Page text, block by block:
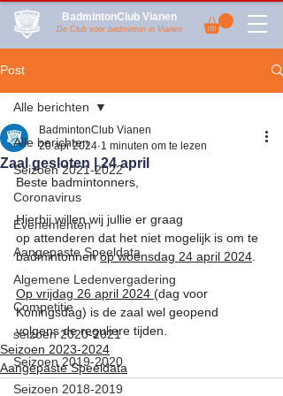
BadmintonClub Vianen
De Club voor badminton in Vianen
Post
Alle berichten
Seizoen 2021-2022
Coronavirus
Evenementen
Aangepaste Speeldata
Algemene Ledenvergadering
Competitie
seizoen 2020-2021
Seizoen 2019-2020
Seizoen 2018-2019
Alle berichten
Zaal gesloten | 24 april
BadmintonClub Vianen
20 apr 2024 1 minuten om te lezen
Beste badmintonners,
Hierbij willen wij jullie er graag
op attenderen dat het niet mogelijk is om te
badmintonnen op woensdag 24 april 2024
Op vrijdag 26 april 2024 (dag voor
Koningsdag) is de zaal wel geopend
volgens de reguliere tijden.
Seizoen 2023-2024
Aangepaste Speeldata